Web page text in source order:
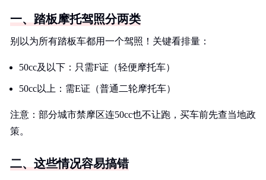
一、踏板摩托驾照分两类
别以为所有踏板车都用一个驾照！关键看排量：
50cc及以下：只需F证（轻便摩托车）
50cc以上：需E证（普通二轮摩托车）
注意：部分城市禁摩区连50cc也不让跑，买车前先查当地政
策。
二、这些情况容易搞错